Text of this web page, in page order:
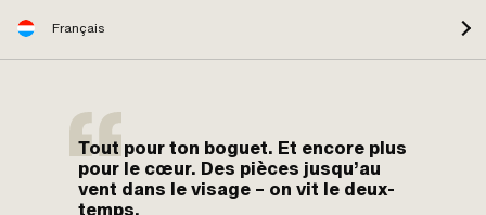
Français
Tout pour ton boguet. Et encore plus
pour le cœur. Des pièces jusqu’au
vent dans le visage – on vit le deux-
temps.